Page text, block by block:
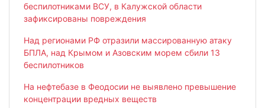
беспилотниками ВСУ, в Калужской области
зафиксированы повреждения
Над регионами РФ отразили массированную атаку
БПЛА, над Крымом и Азовским морем сбили 13
беспилотников
На нефтебазе в Феодосии не выявлено превышение
концентрации вредных веществ